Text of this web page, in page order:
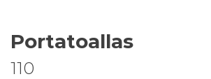
Portatoallas
110